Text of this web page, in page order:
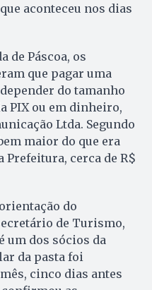
aconteceu nos dias
de Páscoa, os
que pagar uma
do tamanho
PIX ou em dinheiro,
Ltda. Segundo
maior do que era
cerca de R$
do
de Turismo,
um dos sócios da
da pasta foi
cinco dias antes